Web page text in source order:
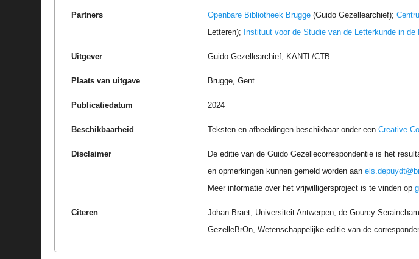
Partners Openbare Bibliotheek Brugge (Guido Gezellearchief);
Letteren); Instituut voor de Studie van de Letterkunde in de
Uitgever Guido Gezellearchief, KANTL/CTB
Plaats van uitgave Brugge, Gent
Publicatiedatum 2024
Beschikbaarheid Teksten en afbeeldingen beschikbaar onder eenCreative
Disclaimer
De editie van de Guido Gezellecorrespondentie is het
en opmerkingen kunnen gemeld worden aan
Meer informatie over het vrijwilligersproject is te vinden op
Citeren
Johan Braet; Universiteit Antwerpen, de Gourcy
GezelleBrOn, Wetenschappelijke editie van de